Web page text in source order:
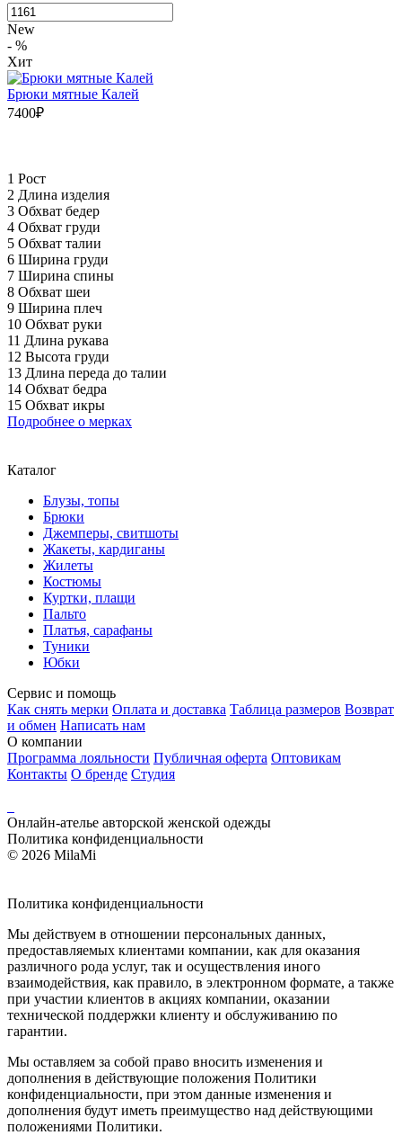
New
- %
Хит
Брюки мятные Калей
7400₽
1 Рост
2 Длина изделия
3 Обхват бедер
4 Обхват груди
5 Обхват талии
6 Ширина груди
7 Ширина спины
8 Обхват шеи
9 Ширина плеч
10 Обхват руки
11 Длина рукава
12 Высота груди
13 Длина переда до талии
14 Обхват бедра
15 Обхват икры
Подробнее о мерках
Каталог
Блузы, топы
Брюки
Джемперы, свитшоты
Жакеты, кардиганы
Жилеты
Костюмы
Куртки, плащи
Пальто
Платья, сарафаны
Туники
Юбки
Сервис и помощь
Как снять мерки Оплата и доставка Таблица размеров Возврат
и обмен Написать нам
О компании
Программа лояльности Публичная оферта Оптовикам
Контакты О бренде Студия
Онлайн-ателье авторской женской одежды
Политика конфиденциальности
© 2026 MilaMi
Политика конфиденциальности
Мы действуем в отношении персональных данных,
предоставляемых клиентами компании, как для оказания
различного рода услуг, так и осуществления иного
взаимодействия, как правило, в электронном формате, а также
при участии клиентов в акциях компании, оказании
технической поддержки клиенту и обслуживанию по
гарантии.
Мы оставляем за собой право вносить изменения и
дополнения в действующие положения Политики
конфиденциальности, при этом данные изменения и
дополнения будут иметь преимущество над действующими
положениями Политики.